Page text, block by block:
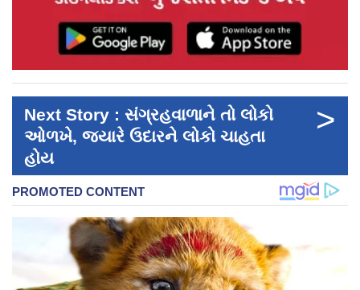
Next Story : સંગ્રહવાળાને તો લોકો
ઓળખે, જ્યારે ઉદારને લોકો ચાહતા
હોય
>